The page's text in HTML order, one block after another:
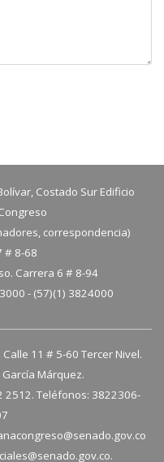
Costado Sur Edificio
correspondencia)
# 8-68
Carrera 6 # 8-94
- (57)(1) 3824000
11 # 5-60 Tercer Nivel.
Márquez.
2512. Teléfonos: 3822306-